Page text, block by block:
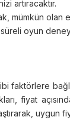
artıracaktır.
mümkün olan
oyun
faktörlere
fiyat
uygun